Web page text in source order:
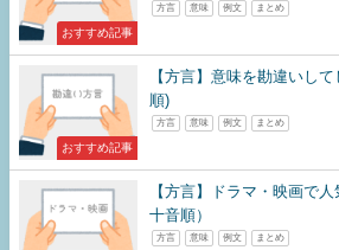
おすすめ記事
方言 意味 例文 まとめ
おすすめ記事
【方言】意味を勘違いし
順)
方言 意味 例文 まとめ
【方言】ドラマ・映画で
十音順）
方言 意味 例文 まとめ